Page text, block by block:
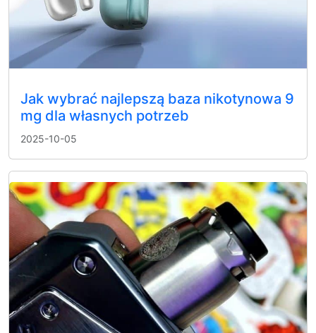
Jak wybrać najlepszą baza nikotynowa 9
mg dla własnych potrzeb
2025-10-05